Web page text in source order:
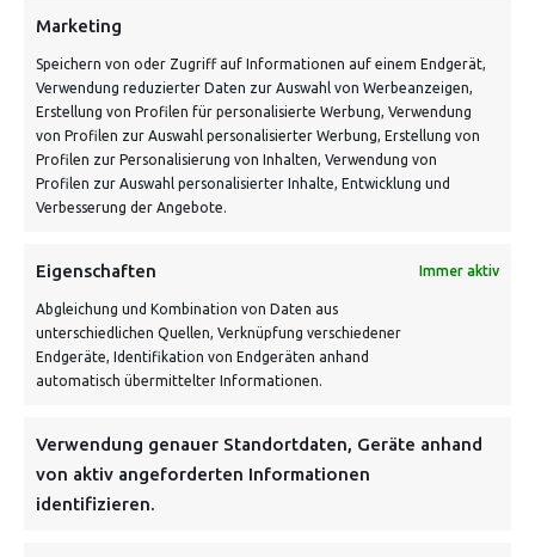
Marketing
Speichern von oder Zugriff auf Informationen auf einem Endgerät,
Verwendung reduzierter Daten zur Auswahl von Werbeanzeigen,
Erstellung von Profilen für personalisierte Werbung, Verwendung
von Profilen zur Auswahl personalisierter Werbung, Erstellung von
Profilen zur Personalisierung von Inhalten, Verwendung von
Profilen zur Auswahl personalisierter Inhalte, Entwicklung und
Verbesserung der Angebote.
Eigenschaften Immer aktiv
Abgleichung und Kombination von Daten aus
unterschiedlichen Quellen, Verknüpfung verschiedener
Endgeräte, Identifikation von Endgeräten anhand
automatisch übermittelter Informationen.
Verwendung genauer Standortdaten, Geräte anhand
von aktiv angeforderten Informationen
identifizieren.
info@vontiling.de
Schnell und grün versendet:
VERSANDKOSTENHINWEIS: